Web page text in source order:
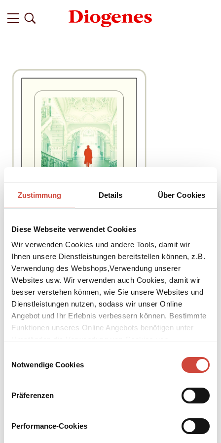
Zustimmung Details Über Cookies
Diese Webseite verwendet Cookies
Wir verwenden Cookies und andere Tools, damit wir
Ihnen unsere Dienstleistungen bereitstellen können, z.B.
Verwendung des Webshops,Verwendung unserer
Websites usw. Wir verwenden auch Cookies, damit wir
besser verstehen können, wie Sie unsere Websites und
Dienstleistungen nutzen, sodass wir unser Online
Angebot und Ihr Erlebnis verbessern können. Bestimmte
Funktionen unseres Online Angebots benötigen unter
Notwendige Cookies
Präferenzen
Performance-Cookies
↘
Kaufen
Samson und Nadjeschda
Kriminalroman
Aus dem Russischen von Johanna Marx und Sabine Grebing. Mit
Illustrationen von Juri Nikitin
Kiew, 1919: In den Wirren nach der Russischen Revolution stößt
der junge Samson, gerade zur Vollwaise geworden, beinahe durch
äußerst mysteriös: Ein abgeschnittenes Ohr, ein Knochen aus
reinem Silber und ein Anzug aus feinem englischem Tuch geben